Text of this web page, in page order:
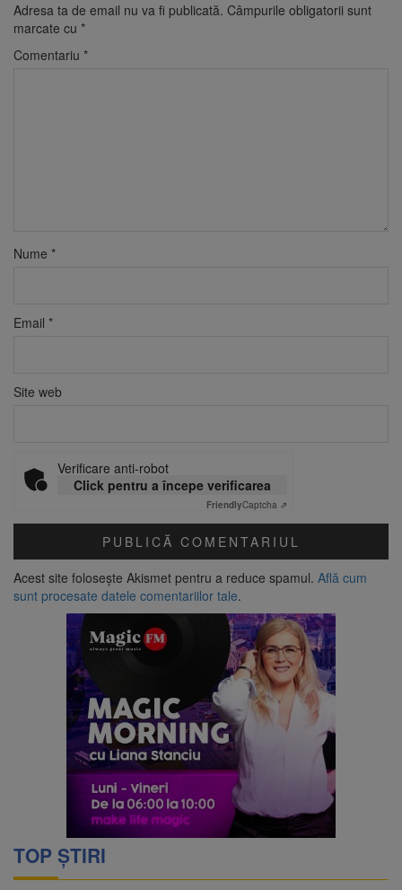
Adresa ta de email nu va fi publicată. Câmpurile obligatorii sunt
marcate cu *
Comentariu *
Nume *
Email *
Site web
Verificare anti-robot
Click pentru a începe verificarea
FriendlyCaptcha ⇗
Acest site folosește Akismet pentru a reduce spamul. Află cum
sunt procesate datele comentariilor tale.
TOP ȘTIRI